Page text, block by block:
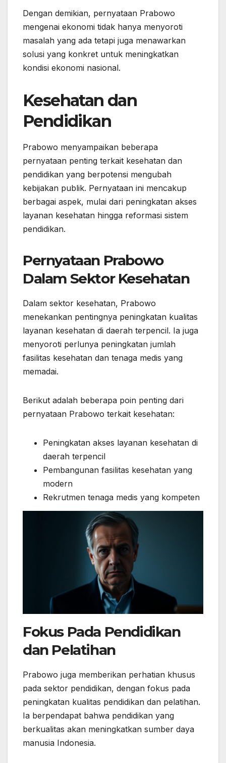
Dengan demikian, pernyataan Prabowo
mengenai ekonomi tidak hanya menyoroti
masalah yang ada tetapi juga menawarkan
solusi yang konkret untuk meningkatkan
kondisi ekonomi nasional.
Kesehatan dan
Pendidikan
Prabowo menyampaikan beberapa
pernyataan penting terkait kesehatan dan
pendidikan yang berpotensi mengubah
kebijakan publik. Pernyataan ini mencakup
berbagai aspek, mulai dari peningkatan akses
layanan kesehatan hingga reformasi sistem
pendidikan.
Pernyataan Prabowo
Dalam Sektor Kesehatan
Dalam sektor kesehatan, Prabowo
menekankan pentingnya peningkatan kualitas
layanan kesehatan di daerah terpencil. Ia juga
menyoroti perlunya peningkatan jumlah
fasilitas kesehatan dan tenaga medis yang
memadai.
Berikut adalah beberapa poin penting dari
pernyataan Prabowo terkait kesehatan:
Peningkatan akses layanan kesehatan di
daerah terpencil
Pembangunan fasilitas kesehatan yang
modern
Rekrutmen tenaga medis yang kompeten
Fokus Pada Pendidikan
dan Pelatihan
Prabowo juga memberikan perhatian khusus
pada sektor pendidikan, dengan fokus pada
peningkatan kualitas pendidikan dan pelatihan.
Ia berpendapat bahwa pendidikan yang
berkualitas akan meningkatkan sumber daya
manusia Indonesia.